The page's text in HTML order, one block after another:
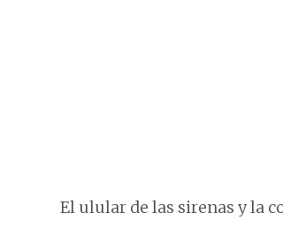
El ulular de las sirenas y la